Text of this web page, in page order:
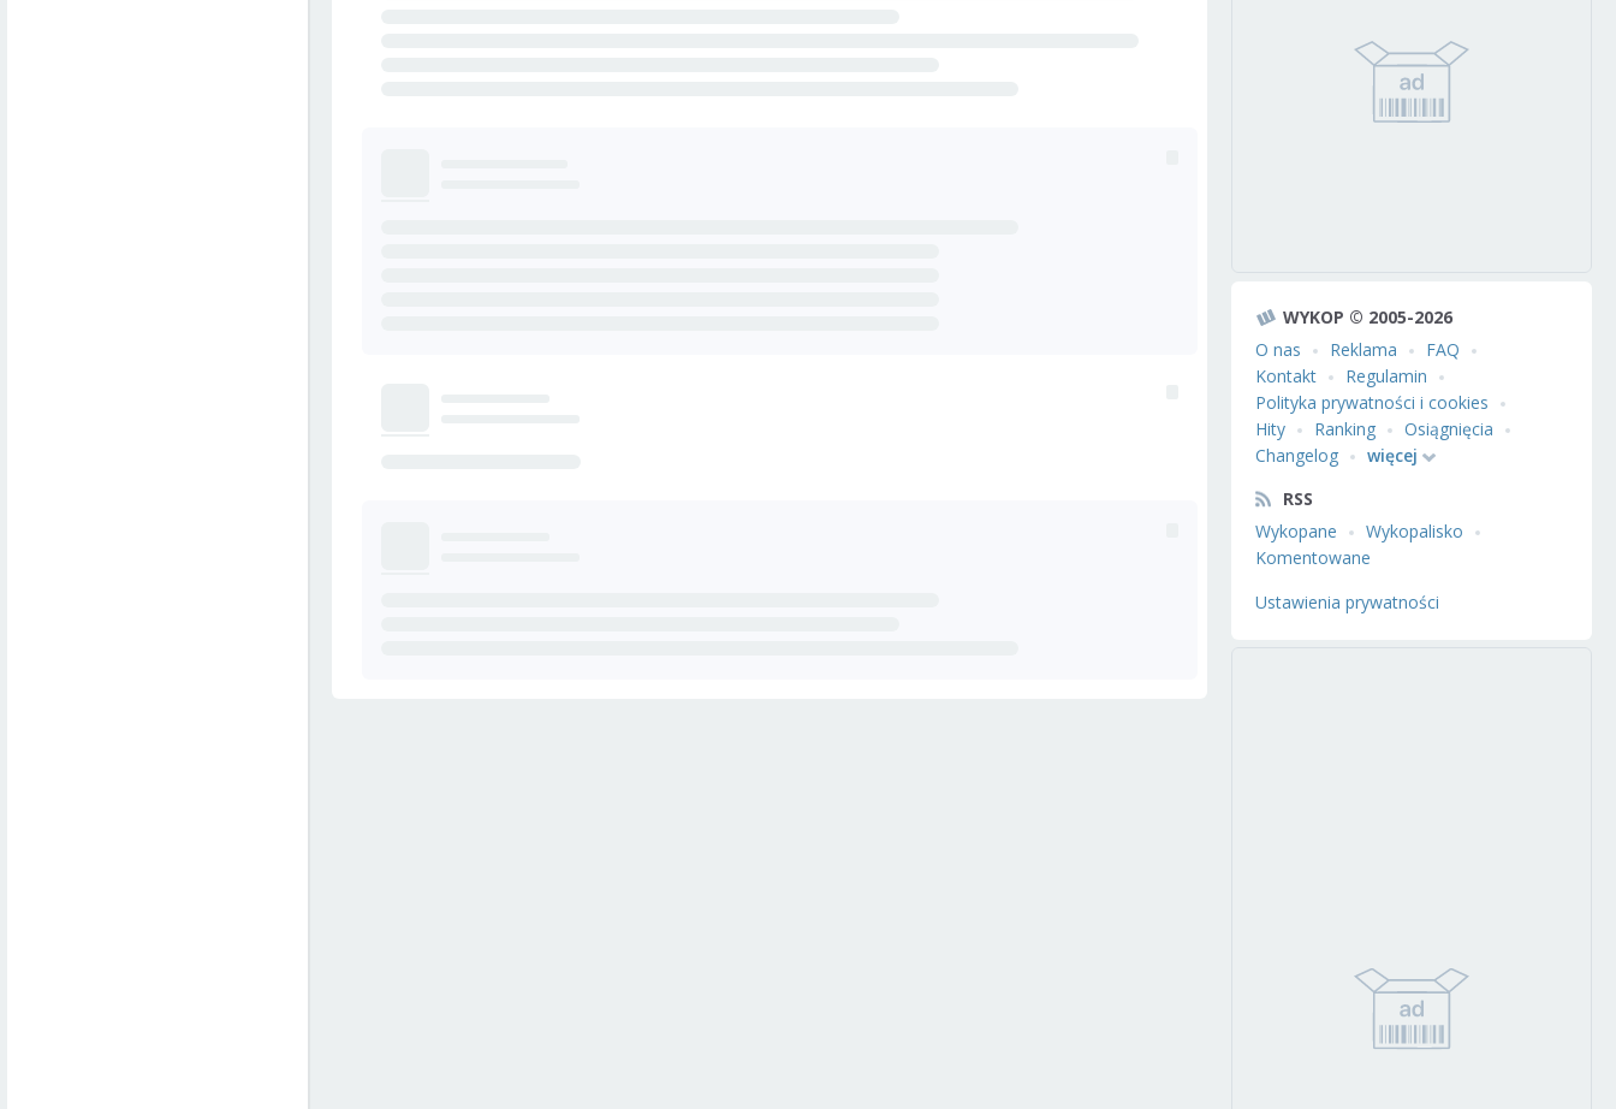
WYKOP © 2005-2026
O nas
Reklama
FAQ
Kontakt
Regulamin
Polityka prywatności i cookies
Hity
Ranking
Osiągnięcia
Changelog
więcej
RSS
Wykopane
Wykopalisko
Komentowane
Ustawienia prywatności